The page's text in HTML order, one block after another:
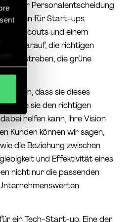
einer Personalentscheidung
für Start-ups
Scouts und einem
uns darauf, die richtigen
streben, die grüne
dass sie dieses
wie sie den richtigen
helfen kann, ihre Vision
Kunden können wir sagen,
die Beziehung zwischen
und Effektivität eines
nicht nur die passenden
ein Tech-Start-up. Eine der